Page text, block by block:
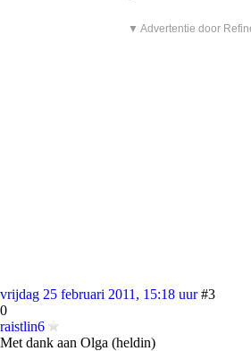
▼ Advertentie door
vrijdag 25 februari 2011, 15:18 uur #3
0
raistlin6
Met dank aan Olga (heldin)